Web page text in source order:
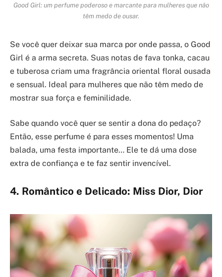
Good Girl: um perfume poderoso e marcante para mulheres que não
têm medo de ousar.
Se você quer deixar sua marca por onde passa, o Good
Girl é a arma secreta. Suas notas de fava tonka, cacau
e tuberosa criam uma fragrância oriental floral ousada
e sensual. Ideal para mulheres que não têm medo de
mostrar sua força e feminilidade.
Sabe quando você quer se sentir a dona do pedaço?
Então, esse perfume é para esses momentos! Uma
balada, uma festa importante… Ele te dá uma dose
extra de confiança e te faz sentir invencível.
4. Romântico e Delicado: Miss Dior, Dior